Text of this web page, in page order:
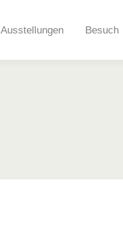
Ausstellungen Besuch